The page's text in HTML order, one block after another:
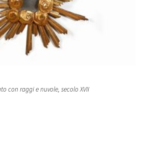
con raggi e nuvole, secolo XVII